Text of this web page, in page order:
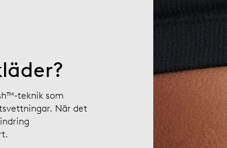
teknik som
När det